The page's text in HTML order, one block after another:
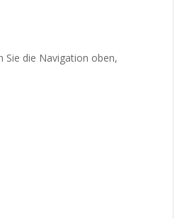
Sie die Navigation oben,